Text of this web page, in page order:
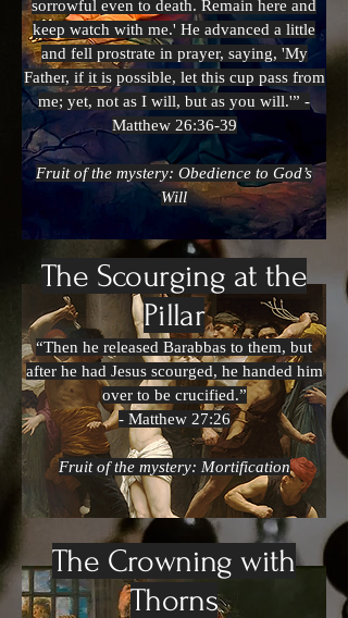
sorrowful even to death. Remain here and
keep watch with me.' He advanced a little
and fell prostrate in prayer, saying, 'My
Father, if it is possible, let this cup pass from
me; yet, not as I will, but as you will.'” -
Matthew 26:36-39
Fruit of the mystery: Obedience to God’s
Will
The Scourging at the
Pillar
“Then he released Barabbas to them, but
after he had Jesus scourged, he handed him
over to be crucified.”
- Matthew 27:26
Fruit of the mystery: Mortification
The Crowning with
Thorns